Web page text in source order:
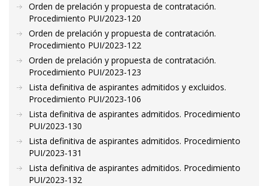
Orden de prelación y propuesta de contratación.
Procedimiento PUI/2023-120
Orden de prelación y propuesta de contratación.
Procedimiento PUI/2023-122
Orden de prelación y propuesta de contratación.
Procedimiento PUI/2023-123
Lista definitiva de aspirantes admitidos y excluidos.
Procedimiento PUI/2023-106
Lista definitiva de aspirantes admitidos. Procedimiento
PUI/2023-130
Lista definitiva de aspirantes admitidos. Procedimiento
PUI/2023-131
Lista definitiva de aspirantes admitidos. Procedimiento
PUI/2023-132